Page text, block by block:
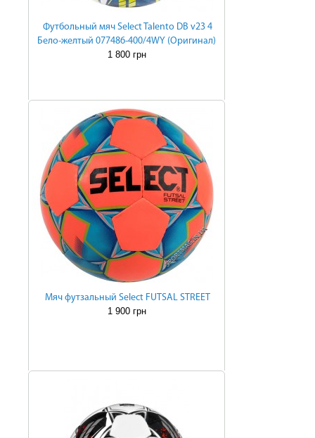
Футбольный мяч Select Talento DB v23 4
Бело-желтый 077486-400/4WY (Оригинал)
1 800 грн
Мяч футзальный Select FUTSAL STREET
1 900 грн